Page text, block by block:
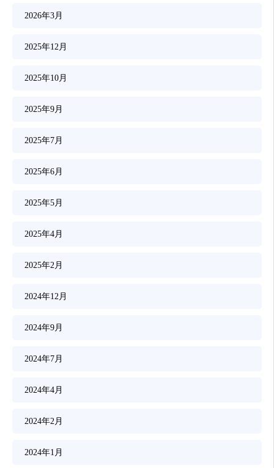
2026年3月
2025年12月
2025年10月
2025年9月
2025年7月
2025年6月
2025年5月
2025年4月
2025年2月
2024年12月
2024年9月
2024年7月
2024年4月
2024年2月
2024年1月